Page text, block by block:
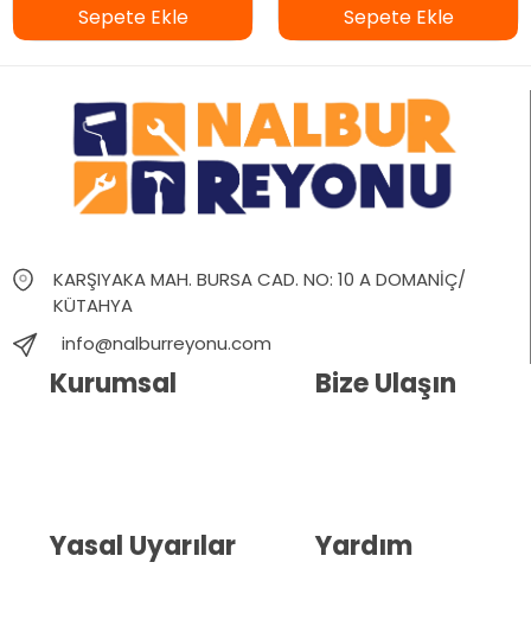
Sepete Ekle Sepete Ekle
KARŞIYAKA MAH. BURSA CAD. NO: 10 A DOMANİÇ/
KÜTAHYA
info@nalburreyonu.com
Kurumsal
Yasal Uyarılar
Bize Ulaşın
Yardım